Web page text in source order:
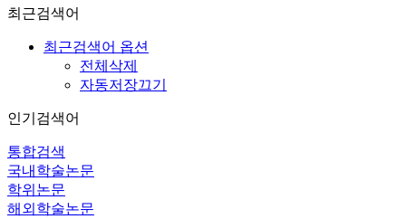
최근검색어
최근검색어 옵션
전체삭제
자동저장끄기
인기검색어
통합검색
국내학술논문
학위논문
해외학술논문